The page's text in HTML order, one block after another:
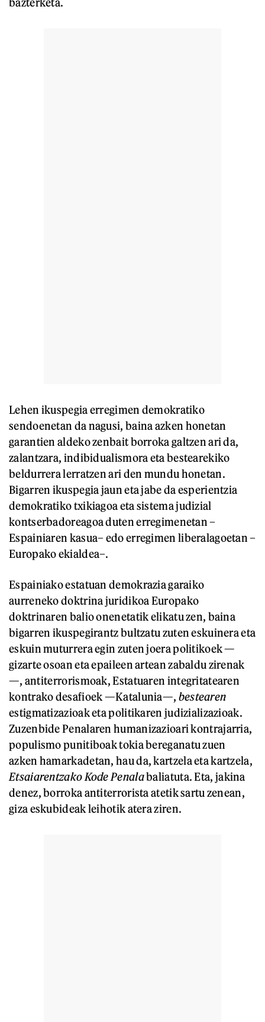
Lehen ikuspegia erregimen demokratiko
sendoenetan da nagusi, baina azken honetan
garantien aldeko zenbait borroka galtzen ari da,
zalantzara, indibidualismora eta bestearekiko
beldurrera lerratzen ari den mundu honetan.
Bigarren ikuspegia jaun eta jabe da esperientzia
demokratiko txikiagoa eta sistema judizial
kontserbadoreagoa duten erregimenetan –
Espainiaren kasua– edo erregimen liberalagoetan –
Europako ekialdea–.
Espainiako estatuan demokrazia garaiko
aurreneko doktrina juridikoa Europako
doktrinaren balio onenetatik elikatu zen, baina
bigarren ikuspegirantz bultzatu zuten eskuinera eta
eskuin muturrera egin zuten joera politikoek —
gizarte osoan eta epaileen artean zabaldu zirenak
—, antiterrorismoak, Estatuaren integritatearen
kontrako desafioek —Katalunia—, bestearen
estigmatizazioak eta politikaren judizializazioak.
Zuzenbide Penalaren humanizazioari kontrajarria,
populismo punitiboak tokia bereganatu zuen
azken hamarkadetan, hau da, kartzela eta kartzela,
Etsaiarentzako Kode Penalabaliatuta. Eta, jakina
denez, borroka antiterrorista atetik sartu zenean,
giza eskubideak leihotik atera ziren.